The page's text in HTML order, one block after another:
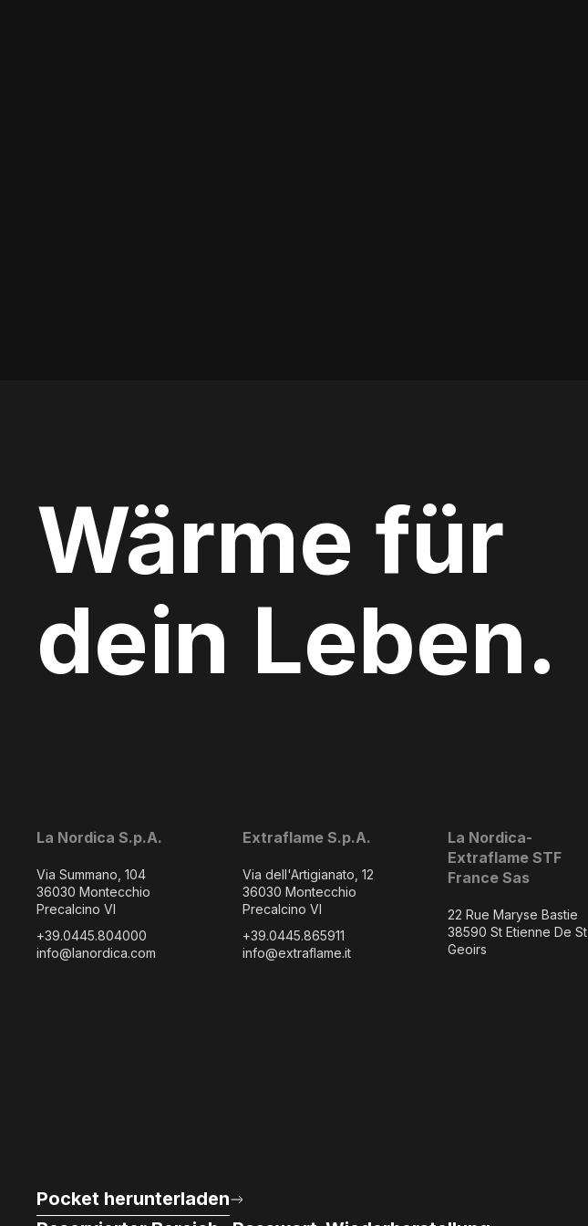
Wärme für
dein Leben.
La Nordica S.p.A.
Via Summano, 104
36030 Montecchio
Precalcino VI
+39.0445.804000
info@lanordica.com
Extraflame S.p.A.
Via dell'Artigianato, 12
36030 Montecchio
Precalcino VI
+39.0445.865911
info@extraflame.it
La Nordica-
Extraflame STF
France Sas
22 Rue Maryse Bastie
38590 St Etienne De St
Geoirs
Pocket herunterladen